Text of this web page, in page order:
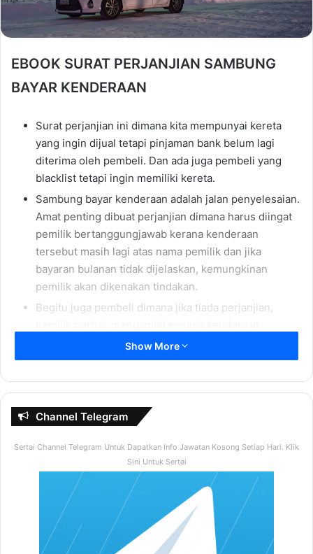
EBOOK SURAT PERJANJIAN SAMBUNG
BAYAR KENDERAAN
Surat perjanjian ini dimana kita mempunyai kereta
yang ingin dijual tetapi pinjaman bank belum lagi
diterima oleh pembeli. Dan ada juga pembeli yang
blacklist tetapi ingin memiliki kereta.
Sambung bayar kenderaan adalah jalan penyelesaian.
Amat penting dibuat perjanjian dimana harus diingat
pemilik bertanggungjawab kerana kenderaan
tersebut masih lagi atas nama pemilik dan jika
bayaran bulanan tidak dijelaskan, kemungkinan
pemilik akan dikenakan tindakan.
Begitu juga pembeli dimana jika tiada perjanjian,
APA ISI
KANDUNGAN
EBOOK 1 INI?
Antara kes kes penipuan
Show More
Channel Telegram
Sertai Channel Telegram Untuk Dapatkan Info Jawatan Kosong Setiap Hari. Klik
Sini Untuk Sertai